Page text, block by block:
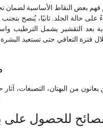
فهم بعض النقاط الأساسية
على حالة الجلد. ثانيًا، يُنصح
عناية بعد التقشير يشمل
فترة التعافي حتى تستعيد
من البهتان، التصبغات،
للحصول على